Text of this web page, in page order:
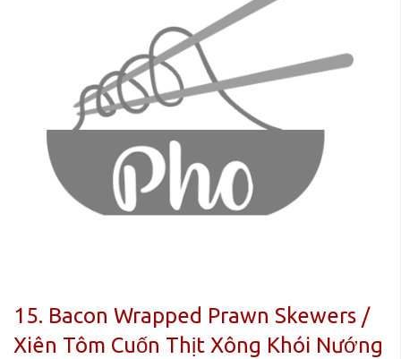
15. Bacon Wrapped Prawn Skewers /
Xiên Tôm Cuốn Thịt Xông Khói Nướng